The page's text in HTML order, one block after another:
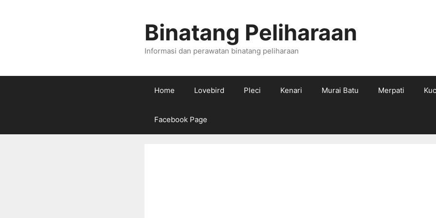
Binatang Peliharaan
Informasi dan perawatan binatang peliharaan
Home Lovebird Pleci Kenari Murai Batu Merpati
Facebook Page